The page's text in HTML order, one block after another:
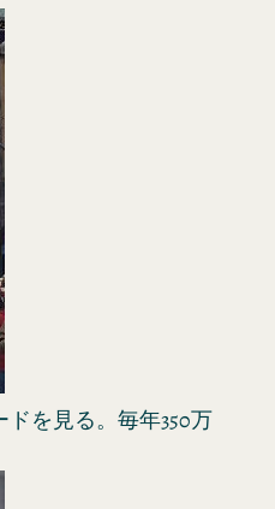
を見る。毎年350万